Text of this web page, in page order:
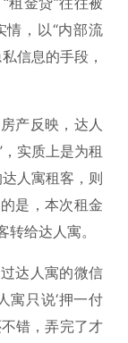
情，以“内部流
信息的手段，
产反映，达人
实质上是为租
人寓租客，则
是，本次租金
给达人寓。
达人寓的微信
寓只说‘押一付
错，弄完了才